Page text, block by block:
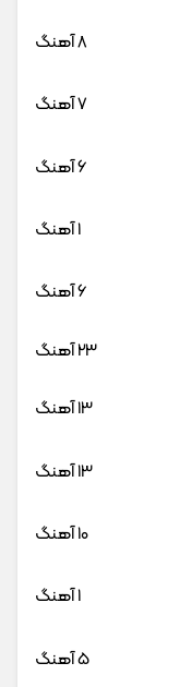
8 آهنگ
7 آهنگ
6 آهنگ
1 آهنگ
6 آهنگ
23 آهنگ
13 آهنگ
13 آهنگ
10 آهنگ
1 آهنگ
5 آهنگ